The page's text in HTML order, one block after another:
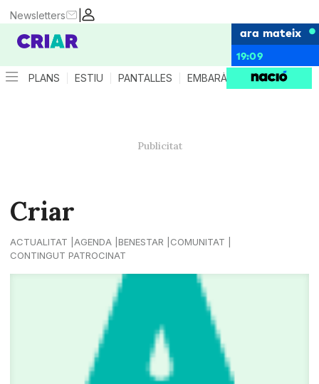
|
Newsletters
ara mateix
19:09
PLANS ESTIU PANTALLES EMBARÀS CRIANÇA
Criar
ACTUALITAT AGENDA BENESTAR
COMUNITAT
CONTINGUT PATROCINAT